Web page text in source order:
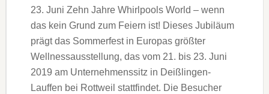
23. Juni Zehn Jahre Whirlpools World – wenn
das kein Grund zum Feiern ist! Dieses Jubiläum
prägt das Sommerfest in Europas größter
Wellnessausstellung, das vom 21. bis 23. Juni
2019 am Unternehmenssitz in Deißlingen-
Lauffen bei Rottweil stattfindet. Die Besucher